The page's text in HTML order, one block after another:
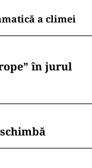
a climei
în jurul